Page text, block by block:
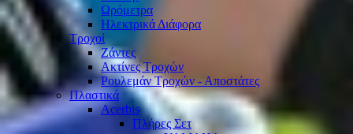
Ωρόμετρα
Ηλεκτρικά Διάφορα
Τροχοί
Ζάντες
Ακτίνες Τροχών
Ρουλεμάν Τροχών - Αποστάτες
Πλαστικά
Acerbis
Πλήρες Σετ